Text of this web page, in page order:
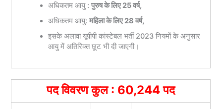
अधिकतम आयु :पुरुष के लिए 25 वर्ष,
अधिकतम आयु:महिला के लिए 28 वर्ष,
इसके अलावा यूपीपी कांस्टेबल भर्ती 2023 नियमों के अनुसार
आयु में अतिरिक्त छूट भी दी जाएगी।
पद विवरण कुल : 60,244 पद